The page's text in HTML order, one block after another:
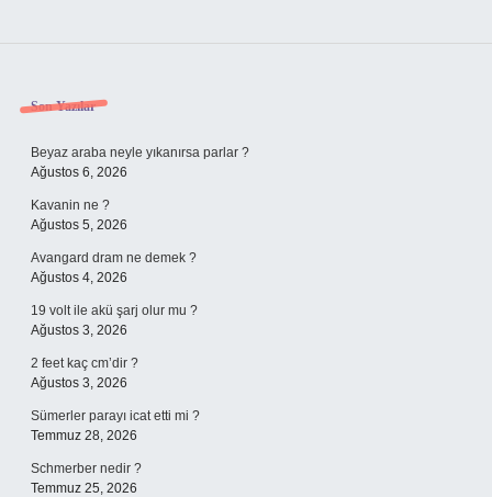
Sidebar
Son Yazılar
Beyaz araba neyle yıkanırsa parlar ?
Ağustos 6, 2026
Kavanin ne ?
Ağustos 5, 2026
Avangard dram ne demek ?
Ağustos 4, 2026
19 volt ile akü şarj olur mu ?
Ağustos 3, 2026
2 feet kaç cm’dir ?
Ağustos 3, 2026
Sümerler parayı icat etti mi ?
Temmuz 28, 2026
Schmerber nedir ?
Temmuz 25, 2026